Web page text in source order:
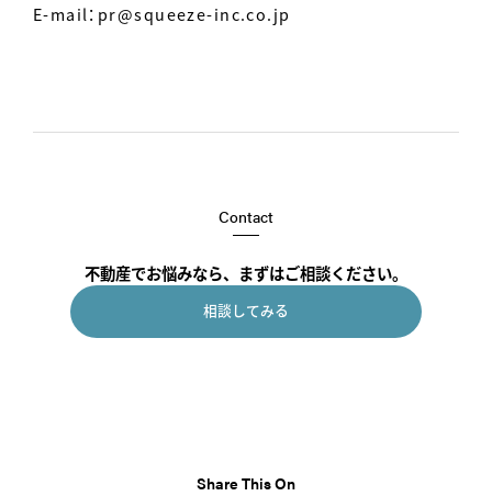
E-mail： pr@squeeze-inc.co.jp
Contact
不動産でお悩みなら、まずはご相談ください。
相談してみる
Share This On